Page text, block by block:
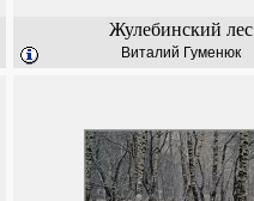
Жулебинский лес
Виталий Гуменюк